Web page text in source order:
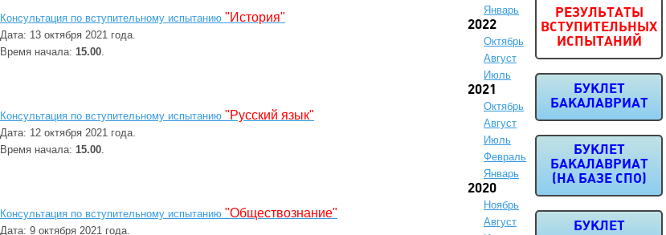
Консультация по вступительному испытанию "История"
Дата: 13 октября 2021 года.
Время начала: 15.00
Консультация по вступительному испытанию "Русский язык"
Дата: 12 октября 2021 года.
Время начала: 15.00
Консультация по вступительному испытанию "Обществознание"
Дата: 9 октября 2021 года.
Январь
2022
Октябрь
Август
Июль
2021
Октябрь
Август
Июль
Февраль
Январь
2020
Ноябрь
Август
РЕЗУЛЬТАТЫ
ВСТУПИТЕЛЬНЫХ
ИСПЫТАНИЙ
БУКЛЕТ
БАКАЛАВРИАТ
БУКЛЕТ
БАКАЛАВРИАТ
(НА БАЗЕ СПО)
БУКЛЕТ